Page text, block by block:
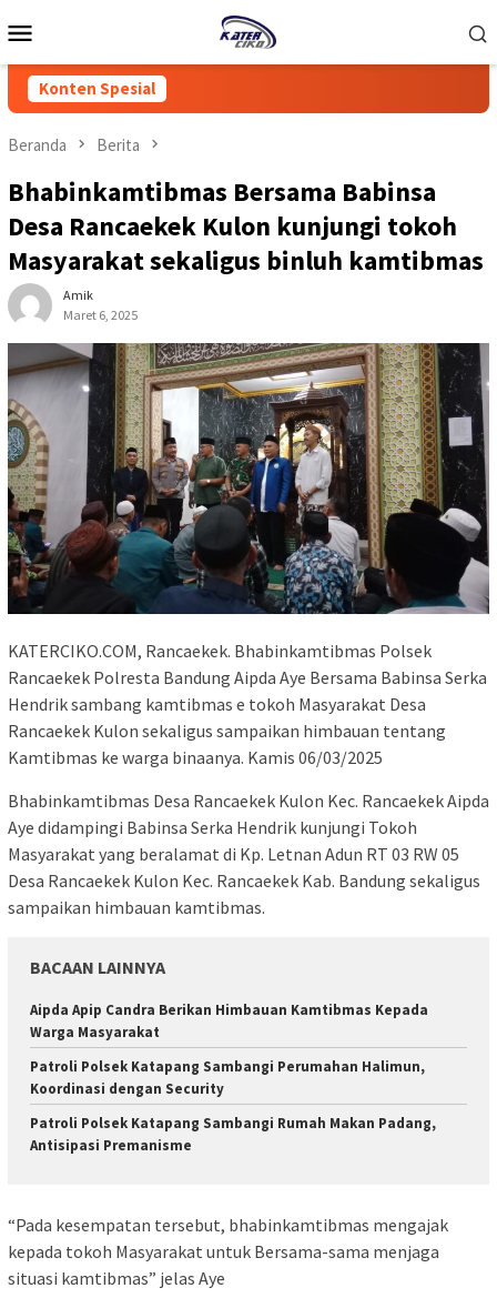
ke
Mobile
Konten Spesial
Beranda Berita
Bhabinkamtibmas Bersama Babinsa
Desa Rancaekek Kulon kunjungi tokoh
Masyarakat sekaligus binluh kamtibmas
Amik
Maret 6, 2025
KATERCIKO.COM, Rancaekek. Bhabinkamtibmas Polsek
Rancaekek Polresta Bandung Aipda Aye Bersama Babinsa Serka
Hendrik sambang kamtibmas e tokoh Masyarakat Desa
Rancaekek Kulon sekaligus sampaikan himbauan tentang
Kamtibmas ke warga binaanya. Kamis 06/03/2025
Bhabinkamtibmas Desa Rancaekek Kulon Kec. Rancaekek Aipda
Aye didampingi Babinsa Serka Hendrik kunjungi Tokoh
Masyarakat yang beralamat di Kp. Letnan Adun RT 03 RW 05
Desa Rancaekek Kulon Kec. Rancaekek Kab. Bandung sekaligus
sampaikan himbauan kamtibmas.
BACAAN LAINNYA
Aipda Apip Candra Berikan Himbauan Kamtibmas Kepada
Warga Masyarakat
‎Patroli Polsek Katapang Sambangi Perumahan Halimun,
Koordinasi dengan Security
‎Patroli Polsek Katapang Sambangi Rumah Makan Padang,
Antisipasi Premanisme
“Pada kesempatan tersebut, bhabinkamtibmas mengajak
kepada tokoh Masyarakat untuk Bersama-sama menjaga
situasi kamtibmas” jelas Aye